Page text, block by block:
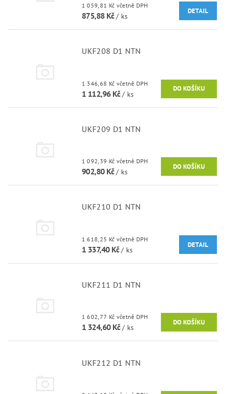
1 059,81 Kč včetně DPH
875,88 Kč/ ks
DETAIL
UKF208 D1 NTN
1 346,68 Kč včetně DPH
1 112,96 Kč/ ks
UKF209 D1 NTN
1 092,39 Kč včetně DPH
902,80 Kč/ ks
UKF210 D1 NTN
1 618,25 Kč včetně DPH
1 337,40 Kč/ ks
DETAIL
UKF211 D1 NTN
1 602,77 Kč včetně DPH
1 324,60 Kč/ ks
UKF212 D1 NTN